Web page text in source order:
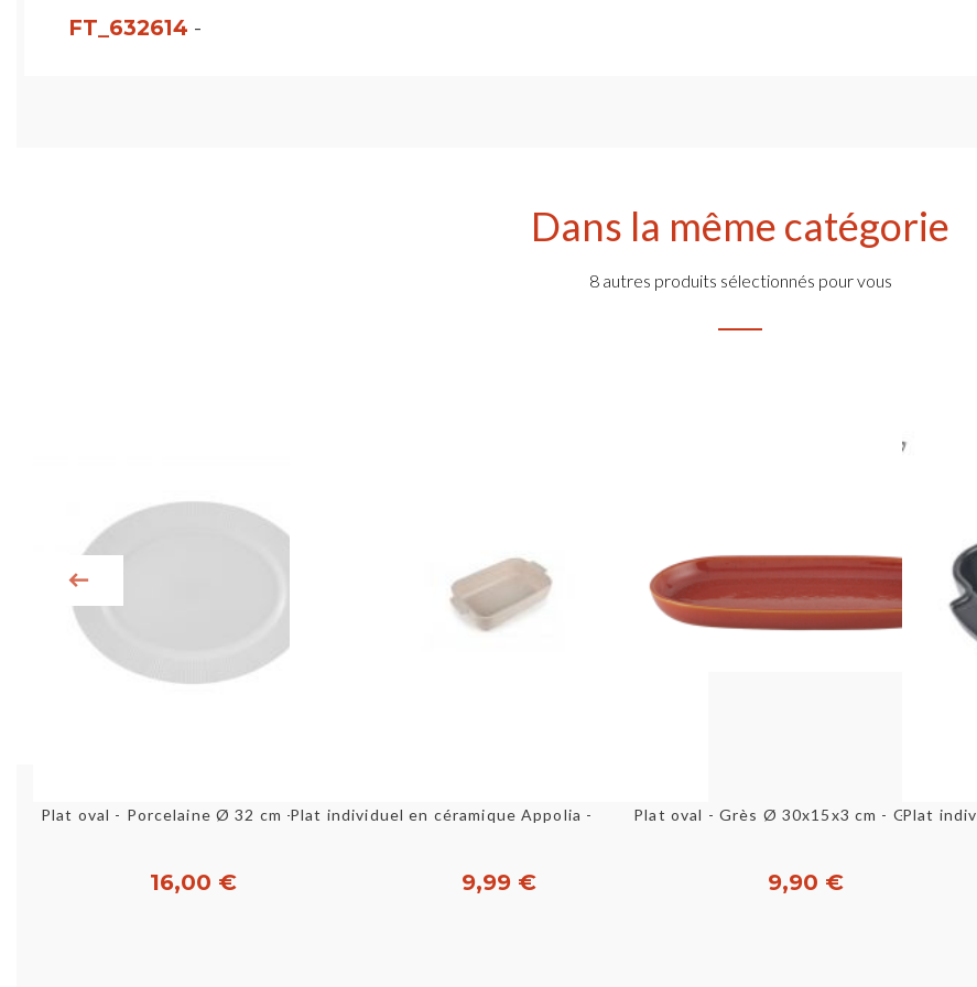
FT_632614 -
Dans la même catégorie
8 autres produits sélectionnés pour vous
Aperçu rapide
Plat oval - Porcelaine Ø 32 cm - Verve
16,00 €
Aperçu rapide Plat individuel en céramique Appolia - 18x12x4,5cm 85 cl...
9,99 €
Aperçu rapide
Plat oval - Grès Ø 30x15x3 cm - Gemstone
9,90 €